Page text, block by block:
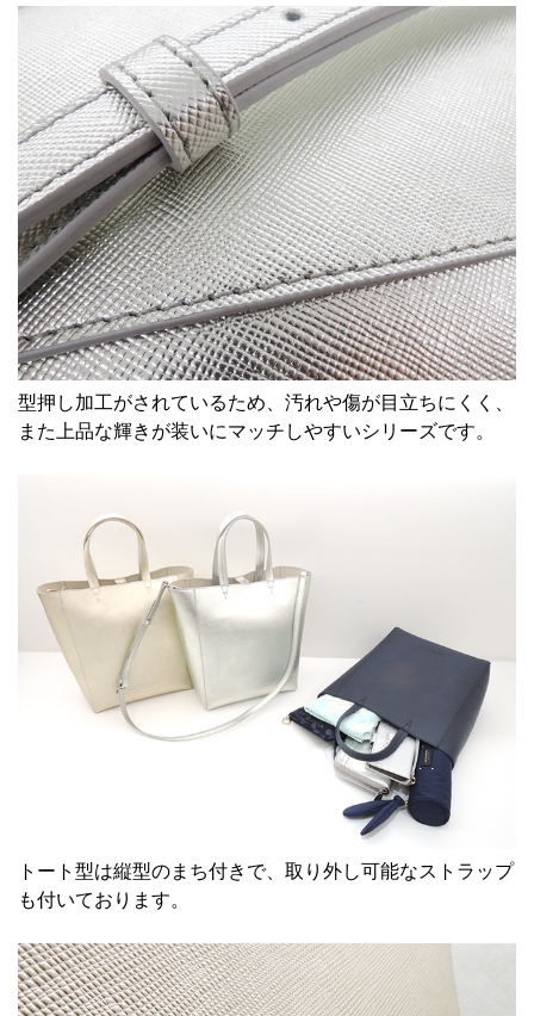
型押し加工がされているため、汚れや傷が目立ちにくく、
また上品な輝きが装いにマッチしやすいシリーズです。
トート型は縦型のまち付きで、取り外し可能なストラップ
も付いております。